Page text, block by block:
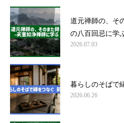
道元禅師の、そ
の八百回忌に学
2026.07.03
暮らしのそば
2026.06.26